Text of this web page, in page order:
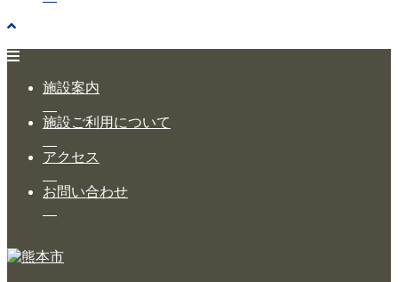
施設案内
施設ご利用について
アクセス
お問い合わせ